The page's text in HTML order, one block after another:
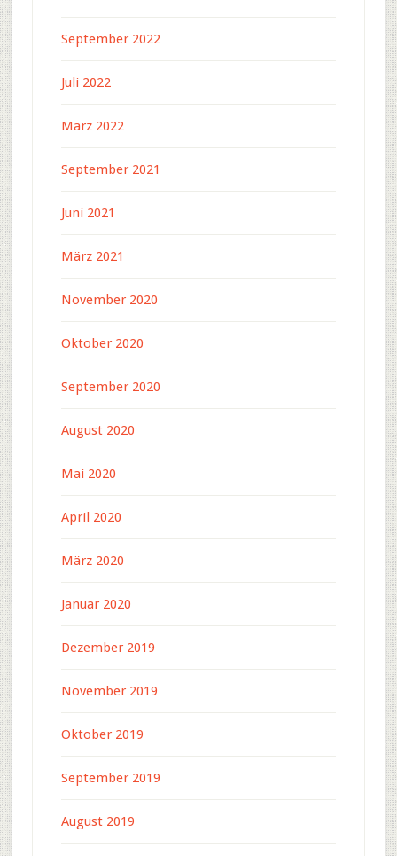
September 2022
Juli 2022
März 2022
September 2021
Juni 2021
März 2021
November 2020
Oktober 2020
September 2020
August 2020
Mai 2020
April 2020
März 2020
Januar 2020
Dezember 2019
November 2019
Oktober 2019
September 2019
August 2019